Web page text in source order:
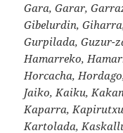
Gara, Garar,
Gibelurdin,
Gurpilada, Guzur-
Hamarreko,
Horcacha,
Jaiko, Kaiku,
Kaparra,
Kartolada,